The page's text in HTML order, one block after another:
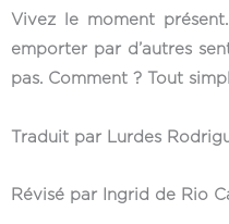
Vivez le moment
emporter par d’autres
pas. Comment ? Tout
Traduit par Lurdes
Révisé par Ingrid de Rio